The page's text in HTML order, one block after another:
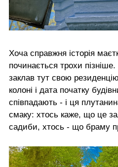
Хоча справжня історія
починається трохи пізніше.
заклав тут свою
колоні і дата початку
співпадають - і ця
смаку: хтось каже, що це
садиби, хтось - що браму